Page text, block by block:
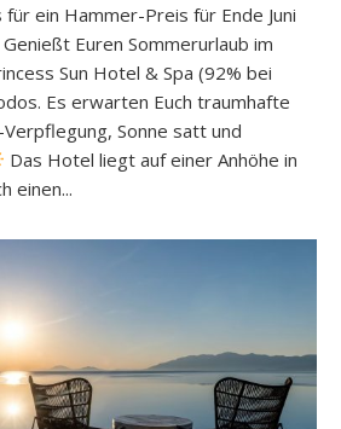
ein Hammer-Preis für Ende Juni
Genießt Euren Sommerurlaub im
Sun Hotel & Spa (92% bei
Es erwarten Euch traumhafte
Sonne satt und
Das Hotel liegt auf einer Anhöhe in
einen...